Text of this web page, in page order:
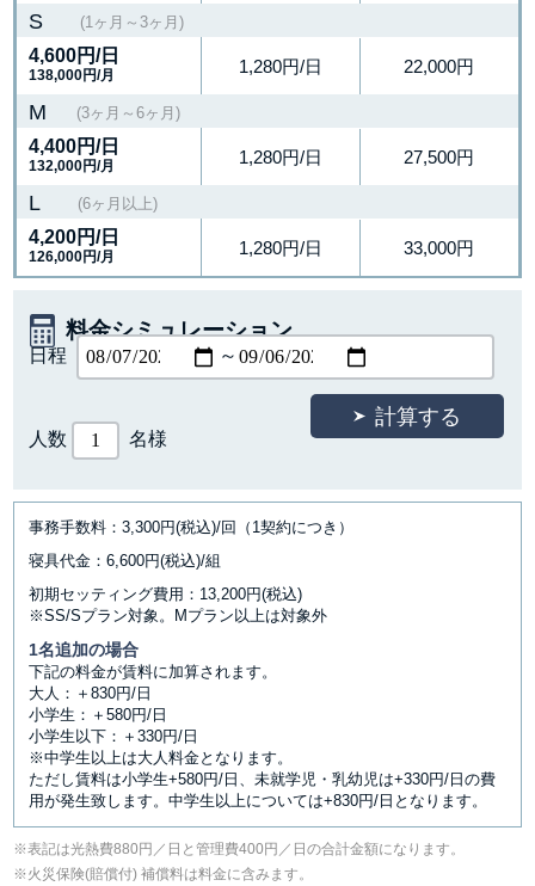
S (1ヶ月～3ヶ月)
4,600円/日
138,000円/月 1,280円/日 22,000円
M (3ヶ月～6ヶ月)
4,400円/日
132,000円/月 1,280円/日 27,500円
L (6ヶ月以上)
4,200円/日
126,000円/月 1,280円/日 33,000円
料金シミュレーション
人数 名様
日程 ～
事務手数料：3,300円(税込)/回（1契約につき）
寝具代金：6,600円(税込)/組
初期セッティング費用：13,200円(税込)
※SS/Sプラン対象。Mプラン以上は対象外
1名追加の場合
下記の料金が賃料に加算されます。
大人：＋830円/日
小学生：＋580円/日
小学生以下：＋330円/日
※中学生以上は大人料金となります。
ただし賃料は小学生+580円/日、未就学児・乳幼児は+330円/日の費
用が発生致します。中学生以上については+830円/日となります。
表記は光熱費880円／日と管理費400円／日の合計金額になります。
⽕災保険(賠償付) 補償料は料⾦に含みます。